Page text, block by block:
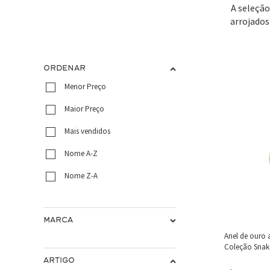
A
ORDENAR
Menor Preço
Maior Preço
Mais vendidos
Nome A-Z
Nome Z-A
MARCA
ARTIGO
Anel de ouro
Coleção